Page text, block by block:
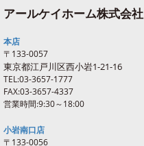
アールケイホーム株式会社
本店
〒133-0057
東京都江戸川区西小岩1-21-16
TEL:03-3657-1777
FAX:03-3657-4337
営業時間:9:30～18:00
小岩南口店
〒133-0056